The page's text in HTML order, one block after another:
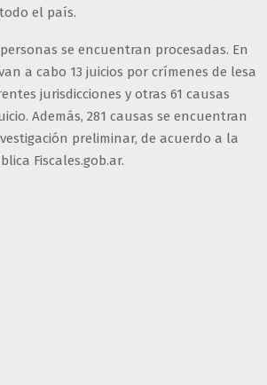
el país.
se encuentran procesadas. En
a cabo 13 juicios por crímenes de lesa
jurisdicciones y otras 61 causas
Además, 281 causas se encuentran
preliminar, de acuerdo a la
Fiscales.gob.ar.